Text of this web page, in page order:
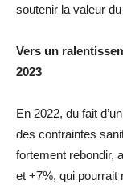
soutenir la valeur
Vers un
2023
En 2022, du fait
des contraintes
fortement rebondir,
et +7%, qui